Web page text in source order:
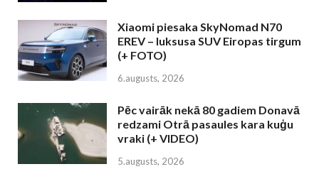
Xiaomi piesaka SkyNomad N70
EREV – luksusa SUV Eiropas tirgum
(+ FOTO)
6.augusts, 2026
Pēc vairāk nekā 80 gadiem Donavā
redzami Otrā pasaules kara kuģu
vraki (+ VIDEO)
5.augusts, 2026